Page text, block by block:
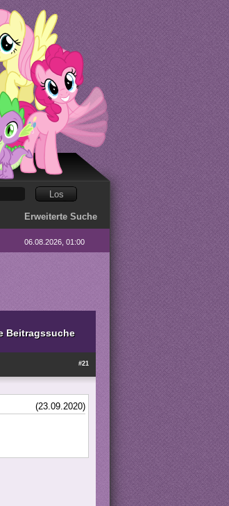
Erweiterte Suche
06.08.2026, 01:00
Beitragssuche
#21
(23.09.2020)